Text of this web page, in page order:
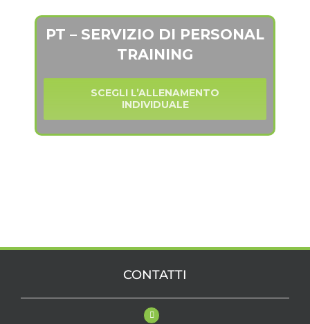
PT – SERVIZIO DI PERSONAL
TRAINING
SCEGLI L’ALLENAMENTO
INDIVIDUALE
CONTATTI